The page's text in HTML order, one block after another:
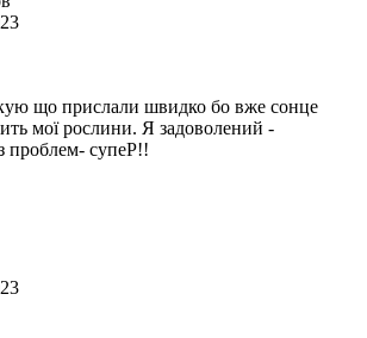
що прислали швидко бо вже сонце
мої рослини. Я задоволений -
проблем- супеР!!